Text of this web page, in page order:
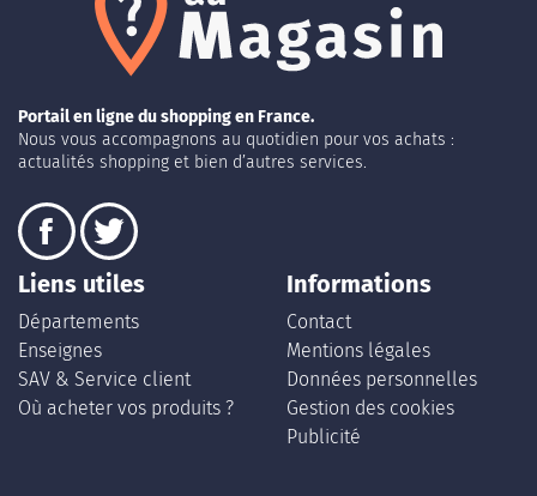
Portail en ligne du shopping en France.
Nous vous accompagnons au quotidien pour vos achats :
actualités shopping et bien d’autres services.
Liens utiles
Départements
Enseignes
SAV & Service client
Où acheter vos produits ?
Informations
Contact
Mentions légales
Données personnelles
Gestion des cookies
Publicité